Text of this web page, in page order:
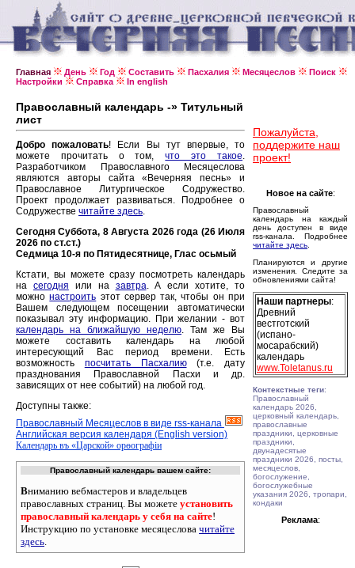
Главная День Год Составить Пасхалия Месяцеслов
Поиск
Настройки
Справка In english
Православный календарь -» Титульный
лист
Добро пожаловать! Если Вы тут впервые, то
можете прочитать о том,что это такое.
Разработчиком Православного Месяцеслова
являются авторы сайта «Вечерняя песнь» и
Православное Литургическое Содружество.
Проект продолжает развиваться. Подробнее о
Содружестве читайте здесь.
Сегодня Суббота, 8 Августа 2026 года (26 Июля
2026 по ст.ст.)
Седмица 10-я по Пятидесятнице, Глас осьмый
Кстати, вы можете сразу посмотреть календарь
на сегодня или на завтра. А если хотите, то
можнонастроить этот сервер так, чтобы он при
Вашем следующем посещении автоматически
показывал эту информацию. При желании - вот
календарь на ближайшую неделю. Там же Вы
можете составить календарь на любой
интересующий Вас период времени. Есть
возможность посчитать Пасхалию(т.е. дату
празднования Православной Пасхи и др.
зависящих от нее событий) на любой год.
Доступны также:
Православный Месяцеслов в виде rss-канала
Английская версия календаря (English version)
Календарь въ «Царской» орѳографiи
Православный календарь вашем сайте:
Вниманию вебмастеров и владельцев
православных страниц. Вы можете установить
православный календарь у себя на сайте!
Инструкцию по установке месяцеслова читайте
здесь.
Пожалуйста,
поддержите наш
проект!
Новое на сайте:
Православный
календарь на каждый
день доступен в виде
rss-канала. Подробнее
читайте здесь
Планируются и другие
изменения. Следите за
обновлениями сайта!
Наши партнеры:
Древний
вестготский
(испано-
мосарабский)
календарь
www.Toletanus.ru
Контекстные теги:
Православный
календарь 2026,
церковный календарь,
православные
праздники, церковные
праздники,
двунадесятые
праздники 2026, посты,
месяцеслов,
богослужение,
богослужебные
указания 2026, тропари,
кондаки
Реклама: